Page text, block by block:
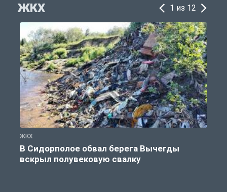
ЖКХ 1 из 12
ЖКХ
В Сидорполое обвал берега Вычегды
вскрыл полувековую свалку